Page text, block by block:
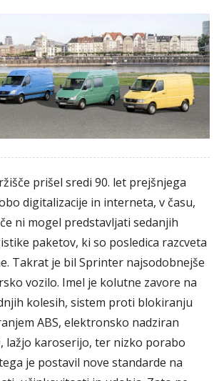
prišel sredi 90. let prejšnjega
digitalizacije in interneta, v času,
ni mogel predstavljati sedanjih
paketov, ki so posledica razcveta
Takrat je bil Sprinter najsodobnejše
vozilo. Imel je kolutne zavore na
kolesih, sistem proti blokiranju
ABS, elektronsko nadziran
lažjo karoserijo, ter nizko porabo
je postavil nove standarde na